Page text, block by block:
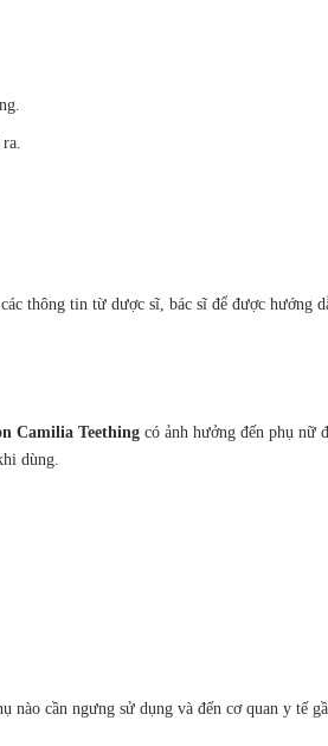
thông tin từ dược sĩ, bác sĩ để được hướng
Camilia Teething có ảnh hưởng đến phụ nữ
dùng.
nào cần ngưng sử dụng và đến cơ quan y tế